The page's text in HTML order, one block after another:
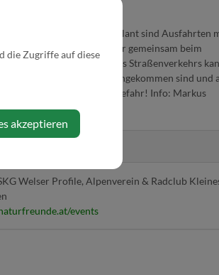
Fahrer/innen. Geplant sind Ausfahrten
gewählt, dass alle wieder gemeinsam beim
abseits des Straßenverkehrs
werden, wenn alle oben angekommen sind und
Teilnahme auf eigene Gefahr! Info: Markus
Welser Profile, Alpenverein & Radclub
events
die Zugriffe auf diese
akzeptieren